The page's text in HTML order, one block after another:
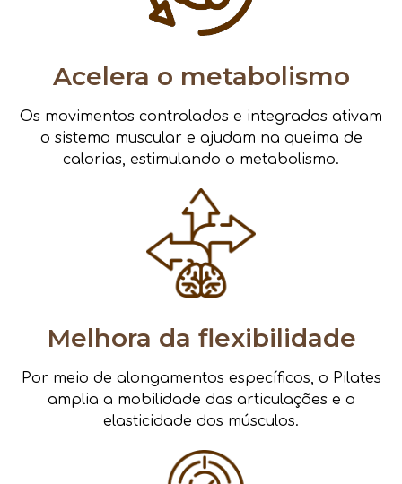
Acelera o metabolismo
Os movimentos controlados e integrados ativam
o sistema muscular e ajudam na queima de
calorias, estimulando o metabolismo.
Melhora da flexibilidade
Por meio de alongamentos específicos, o Pilates
amplia a mobilidade das articulações e a
elasticidade dos músculos.